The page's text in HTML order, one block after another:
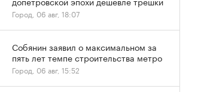
Город, 06 авг, 18:07
Собянин заявил о максимальном за
пять лет темпе строительства метро
Город, 06 авг, 15:52